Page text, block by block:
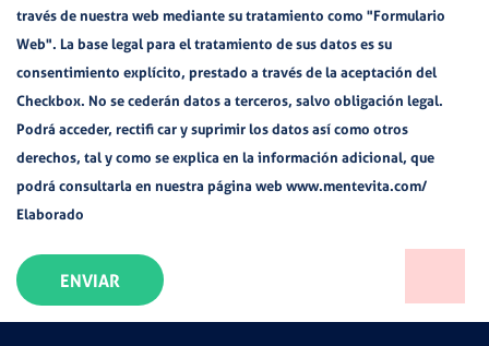
través de nuestra web mediante su tratamiento como "Formulario
Web". La base legal para el tratamiento de sus datos es su
consentimiento explícito, prestado a través de la aceptación del
Checkbox. No se cederán datos a terceros, salvo obligación legal.
Podrá acceder, rectifi car y suprimir los datos así como otros
derechos, tal y como se explica en la información adicional, que
podrá consultarla en nuestra página web www.mentevita.com/
Elaborado
ENVIAR